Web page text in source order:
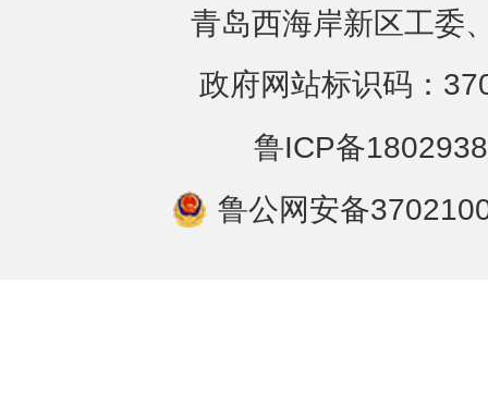
青岛西海岸新区工委
政府网站标识码：
鲁ICP备
鲁公网安备